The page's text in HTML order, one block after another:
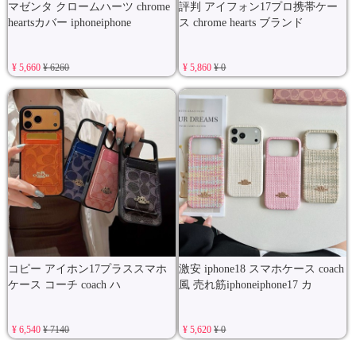
マゼンタ クロームハーツ chrome
heartsカバー iphoneiphone
¥ 5,660¥ 6260
評判 アイフォン17プロ携帯ケー
ス chrome hearts ブランド
¥ 5,860¥ 0
コピー アイホン17プラススマホ
ケース コーチ coach ハ
¥ 6,540¥ 7140
激安 iphone18 スマホケース coach
風 売れ筋iphoneiphone17 カ
¥ 5,620¥ 0